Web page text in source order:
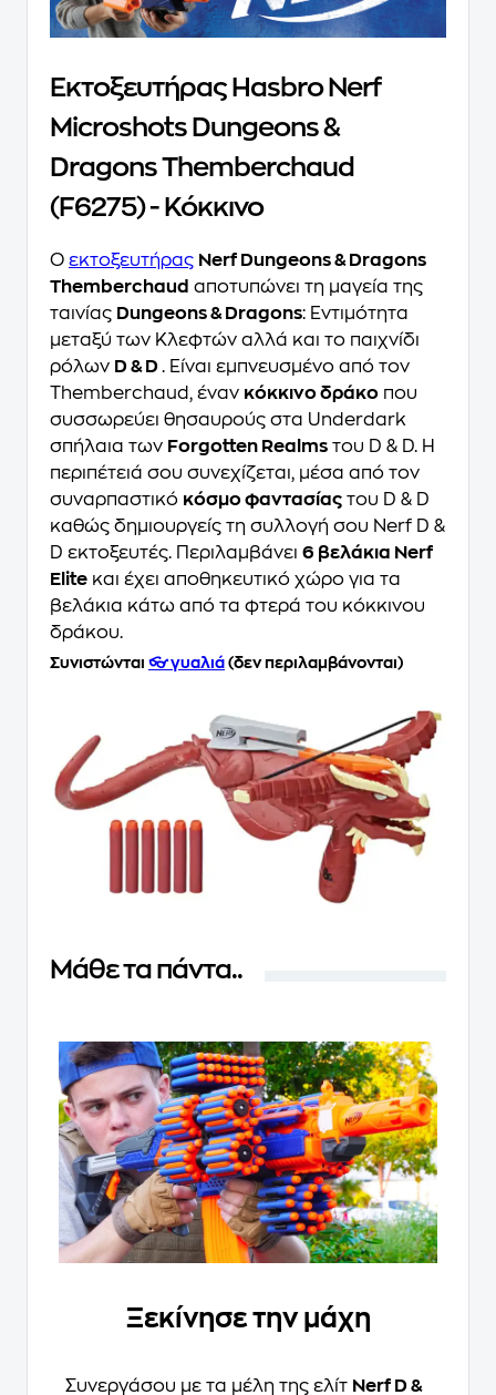
Εκτοξευτήρας Hasbro Nerf
Microshots Dungeons &
Dragons Themberchaud
(F6275) - Κόκκινο
Ο εκτοξευτήρας Nerf Dungeons & Dragons
Themberchaud αποτυπώνει τη μαγεία της
ταινίας Dungeons & Dragons: Εντιμότητα
μεταξύ των Κλεφτών αλλά και το παιχνίδι
ρόλων D & D. Είναι εμπνευσμένο από τον
Themberchaud, έναν κόκκινο δράκο που
συσσωρεύει θησαυρούς στα Underdark
σπήλαια των Forgotten Realms του D & D. Η
περιπέτειά σου συνεχίζεται, μέσα από τον
συναρπαστικό κόσμο φαντασίας του D & D
καθώς δημιουργείς τη συλλογή σου Nerf D &
D εκτοξευτές. Περιλαμβάνει 6 βελάκια Nerf
Elite και έχει αποθηκευτικό χώρο για τα
βελάκια κάτω από τα φτερά του κόκκινου
δράκου.
Συνιστώνται 👓 γυαλιά (δεν περιλαμβάνονται)
Μάθε τα πάντα..
Ξεκίνησε την μάχη
Συνεργάσου με τα μέλη της ελίτ Nerf D &